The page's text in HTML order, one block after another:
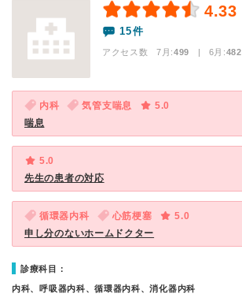
4.33
15件
アクセス数 7月:499 | 6月:482
内科 気管支喘息
5.0
喘息
5.0
先生の患者の対応
循環器内科 心筋梗塞
5.0
申し分のないホームドクター
診療科目：
内科、呼吸器内科、循環器内科、消化器内科